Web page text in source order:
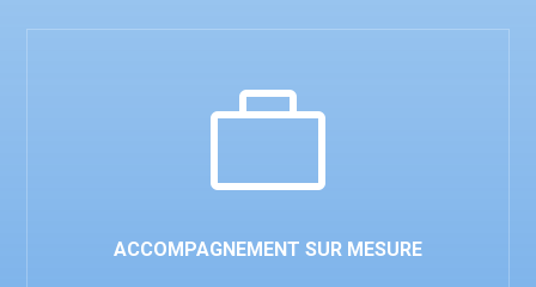

ACCOMPAGNEMENT SUR MESURE